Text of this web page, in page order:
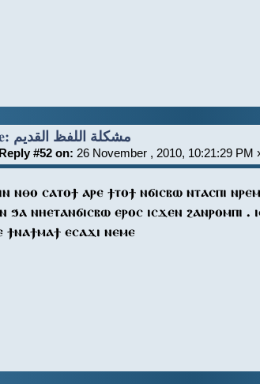
Re: مشكلة اللفظ القديم
Reply #52 on: 26 November , 2010, 10:21:29 PM
ⲛⲑⲟ ⲥⲁⲧⲟϯ ⲁⲣⲉ ϯⲧⲟϯ ⲛϭⲓⲥⲃⲱ ⲛⲧⲁⲥⲡⲓ
ϧⲁ ⲛⲏⲉⲧⲁⲛϭⲓⲥⲃⲱ ⲉⲣⲟⲥ ⲓⲥϫⲉⲛ ϩⲁⲛⲣⲟⲙⲡⲓ
ϯⲛⲁϯⲙⲁϯ ⲉⲥⲁϫⲓ ⲛⲉⲙⲉ